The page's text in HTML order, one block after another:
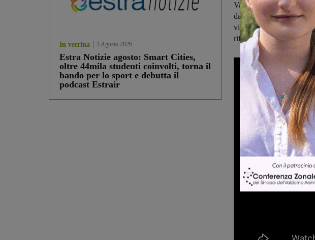
In vetrina 3 Agosto 2026
Estra Notizie agosto: Smart Cities,
oltre 44mila studenti coinvolti, torna il
bando per lo sport e debutta il
podcast Estrair
Valdarno. Le opere in
dai lati curvi – sono
visivi e simbolici che
riflettere.